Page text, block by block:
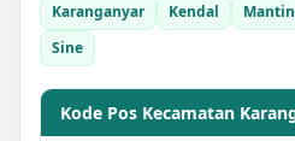
Karanganyar Kendal
Sine
Kode Pos Kecamatan